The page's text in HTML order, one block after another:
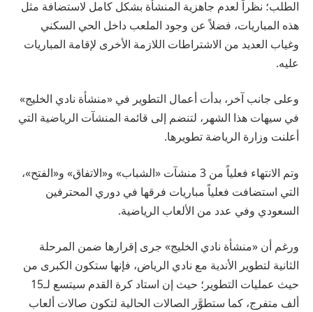
الطلب؛ نظراً لعدم جاهزية المنشأة بشكل كامل لاستضافة مثل
هذه المباريات، فضلاً عن وجود الملعب داخل الحي السكني
وغياب العديد من الاشتراطات اللازمة الأخرى لإقامة المباريات
عليه.
وعلى جانب آخر، بدأت أعمال التطوير في «منشأة نادي الخليج»
في سيهات هذا الشهر، لتنضم إلى قائمة المنشآت الرياضية التي
أعلنت وزارة الرياضة تطويرها.
وتم الانتهاء فعلياً من 3 منشآت «الشباب» و«الاتفاق» و«الفتح»،
التي استضافت فعلياً مباريات فرقها في دوري المحترفين
السعودي وفي عدد من الألعاب الرياضية.
ورغم أن «منشأة نادي الخليج» جرى إقرارها ضمن المرحلة
الثانية لتطوير الأندية مع نادي الرياض، فإنها ستكون الكبرى من
حيث عمليات التطوير؛ حيث إن استاد كرة القدم سيتسع لـ15
ألف متفرج، كما ستطوَّر الصالات الحالية لتكون صالات ألعاب